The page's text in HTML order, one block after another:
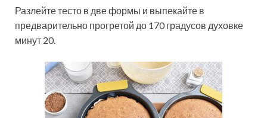
Разлейте тесто в две формы и выпекайте в
предварительно прогретой до 170 градусов духовке
минут 20.